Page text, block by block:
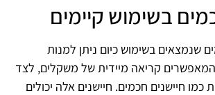
בשימוש קיימים
שנמצאים בשימוש כיום ניתן למנות
המאפשרים קריאה מיידית של משקלים, לצד
כמו חיישנים חכמים. חיישנים אלה יכולים